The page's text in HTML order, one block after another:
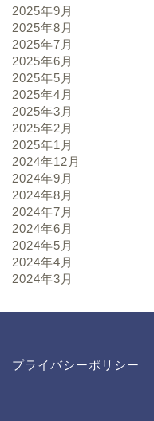
2025年9月
2025年8月
2025年7月
2025年6月
2025年5月
2025年4月
2025年3月
2025年2月
2025年1月
2024年12月
2024年9月
2024年8月
2024年7月
2024年6月
2024年5月
2024年4月
2024年3月
プライバシーポリシー